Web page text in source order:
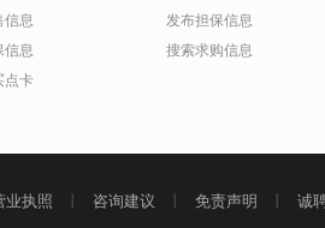
信息
信息
点卡
发布担保信息
搜索求购信息
业执照 咨询建议 免责声明 诚